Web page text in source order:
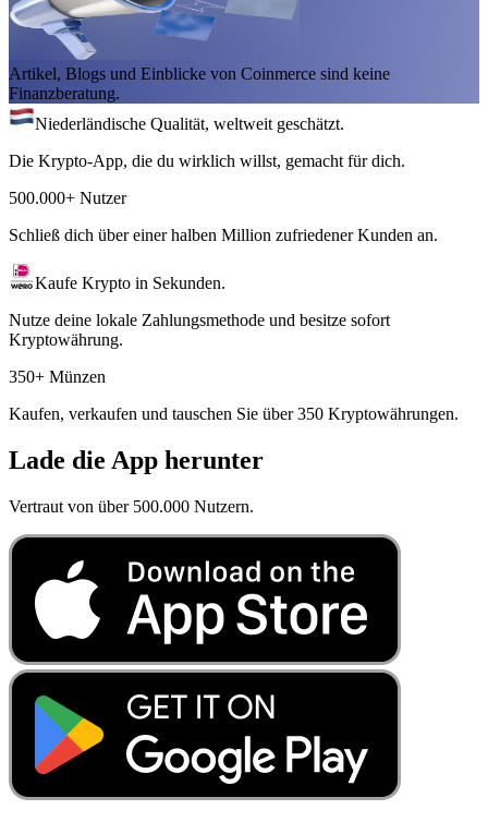
Artikel, Blogs und Einblicke von Coinmerce sind keine
Finanzberatung.
Niederländische Qualität, weltweit geschätzt.
Die Krypto-App, die du wirklich willst, gemacht für dich.
500.000+ Nutzer
Schließ dich über einer halben Million zufriedener Kunden an.
Kaufe Krypto in Sekunden.
Nutze deine lokale Zahlungsmethode und besitze sofort
Kryptowährung.
350+ Münzen
Kaufen, verkaufen und tauschen Sie über 350 Kryptowährungen.
Lade die App herunter
Vertraut von über 500.000 Nutzern.